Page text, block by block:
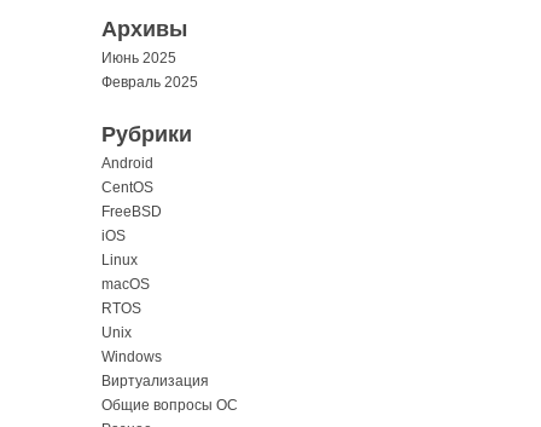
Архивы
Июнь 2025
Февраль 2025
Рубрики
Android
CentOS
FreeBSD
iOS
Linux
macOS
RTOS
Unix
Windows
Виртуализация
Общие вопросы ОС